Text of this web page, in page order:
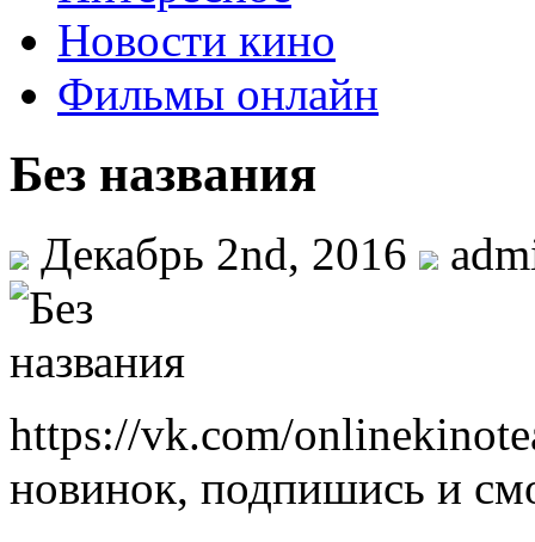
Новости кино
Фильмы онлайн
Без названия
Декабрь 2nd, 2016
https://vk.com/
новинок, подпишись и